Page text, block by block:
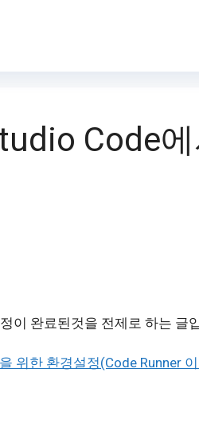
Code에
이 완료된것을 전제로 하는 글
위한 환경설정(Code Runner